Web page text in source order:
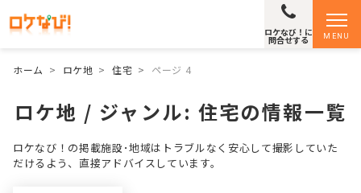
MENU
ロケなび！に
問合せする
ホーム > ロケ地 > 住宅 > ページ 4
ロケ地 / ジャンル: 住宅の情報一覧
ロケなび！の掲載施設･地域はトラブルなく安心して撮影していた
だけるよう、直接アドバイスしています。